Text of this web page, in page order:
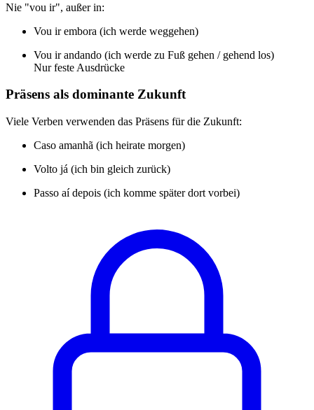
Nie "vou ir", außer in:
Vou ir embora (ich werde weggehen)
Vou ir andando (ich werde zu Fuß gehen / gehend los)
Nur feste Ausdrücke
Präsens als dominante Zukunft
Viele Verben verwenden das Präsens für die Zukunft:
Caso amanhã (ich heirate morgen)
Volto já (ich bin gleich zurück)
Passo aí depois (ich komme später dort vorbei)